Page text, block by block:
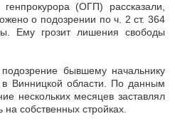
(ОГП) рассказали,
о подозрении по ч. 2 ст. 364
Ему грозит лишения свободы
бывшему начальнику
Винницкой области. По данным
нескольких месяцев заставлял
собственных стройках.